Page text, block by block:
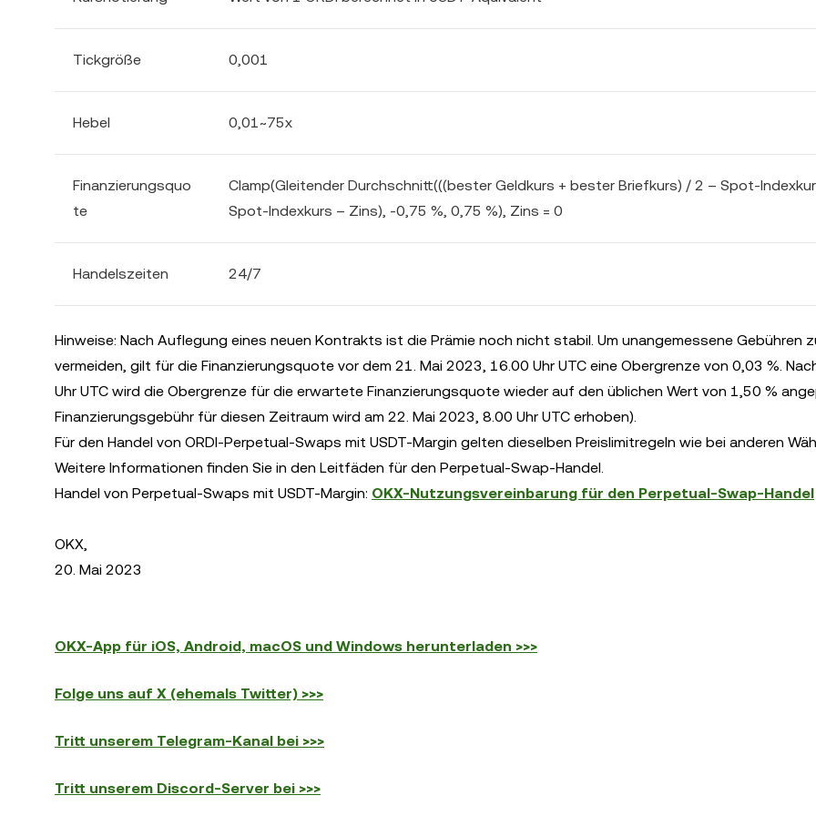
Tickgröße 0,001
Hebel 0,01~75x
Finanzierungsquo
te
Clamp(Gleitender Durchschnitt(((bester Geldkurs + bester Briefkurs) / 2 – Spot-
Spot-Indexkurs – Zins), -0,75 %, 0,75 %), Zins = 0
Handelszeiten 24/7
Hinweise: Nach Auflegung eines neuen Kontrakts ist die Prämie noch nicht stabil. Um unangemessene Gebühren
vermeiden, gilt für die Finanzierungsquote vor dem 21. Mai 2023, 16.00 Uhr UTC eine Obergrenze von 0,03 %.
Uhr UTC wird die Obergrenze für die erwartete Finanzierungsquote wieder auf den üblichen Wert von 1,50 %
Finanzierungsgebühr für diesen Zeitraum wird am 22. Mai 2023, 8.00 Uhr UTC erhoben).
Für den Handel von ORDI-Perpetual-Swaps mit USDT-Margin gelten dieselben Preislimitregeln wie bei anderen
Weitere Informationen finden Sie in den Leitfäden für den Perpetual-Swap-Handel.
Handel von Perpetual-Swaps mit USDT-Margin: OKX-Nutzungsvereinbarung für den Perpetual-Swap-Handel
OKX,
20. Mai 2023
OKX-App für iOS, Android, macOS und Windows herunterladen >>>
Folge uns auf X (ehemals Twitter) >>>
Tritt unserem Telegram-Kanal bei >>>
Tritt unserem Discord-Server bei >>>